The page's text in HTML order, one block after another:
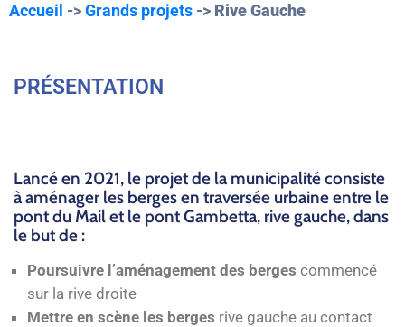
Accueil ->Grands projets -> Rive Gauche
PRÉSENTATION
Lancé en 2021, le projet de la municipalité consiste
à aménager les berges en traversée urbaine entre le
pont du Mail et le pont Gambetta, rive gauche, dans
le but de :
Poursuivre l’aménagement des berges commencé
sur la rive droite
Mettre en scène les berges rive gauche au contact